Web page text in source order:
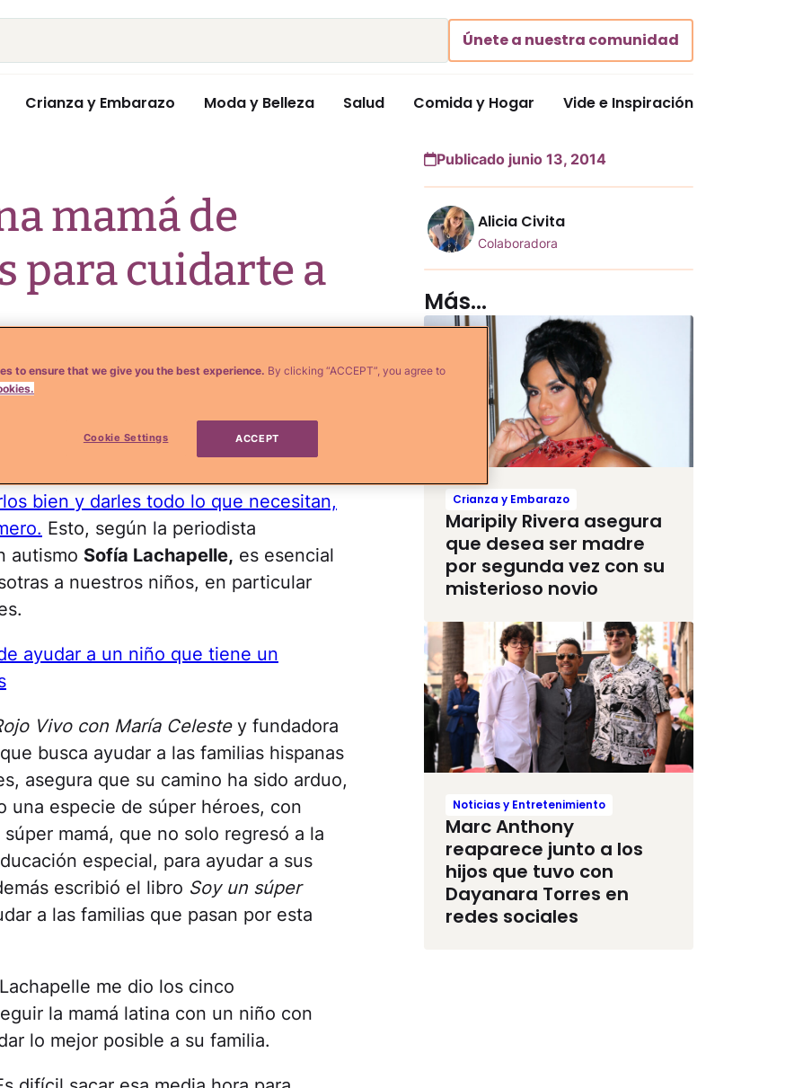
Únete a nuestra comunidad
Crianza y Embarazo Moda y Belleza Salud Comida y Hogar Vide e Inspiración
mamá de
para cuidarte a
que dice "si mamá está feliz, toda la
somos el barómetro emocional
bien y darles todo lo que necesitan,
Esto, según la periodista
autismo Sofía Lachapelle, es esencial
a nuestros niños, en particular
ayudar a un niño que tiene un
Vivo con María Celestey fundadora
busca ayudar a las familias hispanas
asegura que su camino ha sido arduo,
una especie de súper héroes, con
mamá, que no solo regresó a la
especial, para ayudar a sus
escribió el libro Soy un súper
a las familias que pasan por esta
me dio los cinco
la mamá latina con un niño con
lo mejor posible a su familia.
Publicado junio 13, 2014
Alicia Civita
Colaboradora
Más...
Crianza y Embarazo
Maripily Rivera asegura
que desea ser madre
por segunda vez con su
misterioso novio
Noticias y Entretenimiento
Marc Anthony
reaparece junto a los
hijos que tuvo con
Dayanara Torres en
redes sociales
to ensure that we give you the best experience. By clicking “ACCEPT”, you agree to
Cookie Settings ACCEPT